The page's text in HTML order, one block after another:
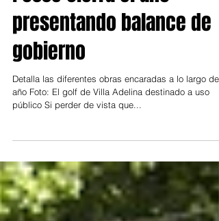
27 dic 2019
San Isidro
Posse cierra el año
presentando balance de
gobierno
Detalla las diferentes obras encaradas a lo largo del
público Si perder de vista que...